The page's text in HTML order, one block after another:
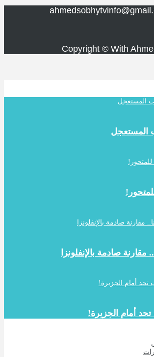
Copyright © With
المستعجل
للمتحور!
مقارنة صادمة بالإنفلونزا
أمام الجزيرة!